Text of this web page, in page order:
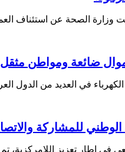
وزارة الصحة عن⁢ استئناف
ضائعة ومواطن مثقل
⁢في‌ العديد من الدول
الوطني للمشاركة
في إطار تعزيز